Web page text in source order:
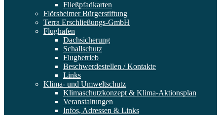
Fließpfadkarten
Flörsheimer Bürgerstiftung
Terra Erschließungs-GmbH
Flughafen
Dachsicherung
Schallschutz
Flugbetrieb
Beschwerdestellen / Kontakte
Links
Klima- und Umweltschutz
Klimaschutzkonzept & Klima-Aktionsplan
Veranstaltungen
Infos, Adressen & Links